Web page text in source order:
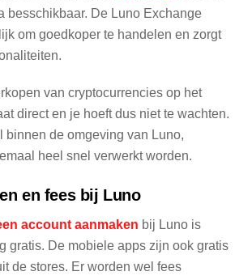
besschikbaar. De Luno Exchange
om goedkoper te handelen en zorgt
van cryptocurrencies op het
direct en je hoeft dus niet te wachten.
binnen de omgeving van Luno,
heel snel verwerkt worden.
en fees bij Luno
account aanmaken bij Luno is
gratis. De mobiele apps zijn ook gratis
de stores. Er worden wel fees